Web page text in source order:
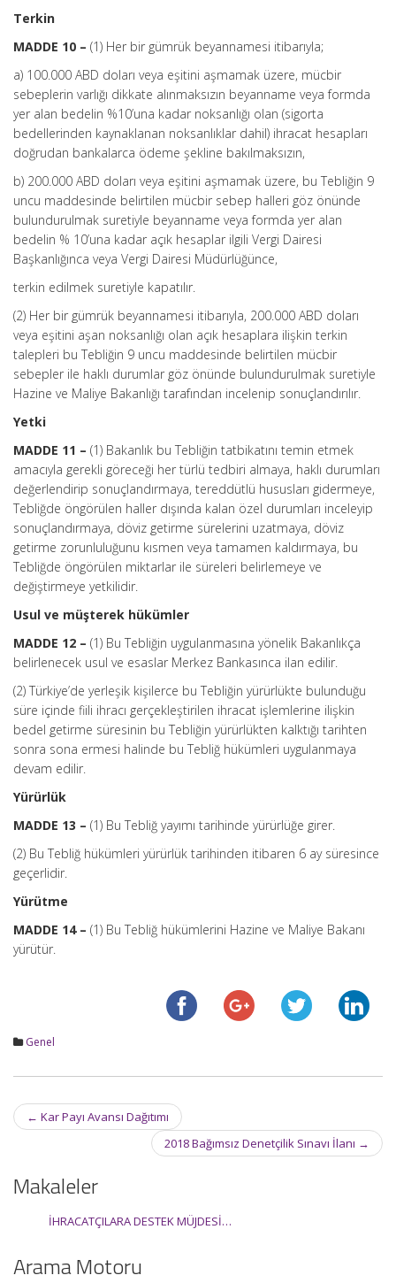
Terkin
MADDE 10 – (1) Her bir gümrük beyannamesi itibarıyla;
a) 100.000 ABD doları veya eşitini aşmamak üzere, mücbir
sebeplerin varlığı dikkate alınmaksızın beyanname veya formda
yer alan bedelin %10’una kadar noksanlığı olan (sigorta
bedellerinden kaynaklanan noksanlıklar dahil) ihracat hesapları
doğrudan bankalarca ödeme şekline bakılmaksızın,
b) 200.000 ABD doları veya eşitini aşmamak üzere, bu Tebliğin 9
uncu maddesinde belirtilen mücbir sebep halleri göz önünde
bulundurulmak suretiyle beyanname veya formda yer alan
bedelin % 10’una kadar açık hesaplar ilgili Vergi Dairesi
Başkanlığınca veya Vergi Dairesi Müdürlüğünce,
terkin edilmek suretiyle kapatılır.
(2) Her bir gümrük beyannamesi itibarıyla, 200.000 ABD doları
veya eşitini aşan noksanlığı olan açık hesaplara ilişkin terkin
talepleri bu Tebliğin 9 uncu maddesinde belirtilen mücbir
sebepler ile haklı durumlar göz önünde bulundurulmak suretiyle
Hazine ve Maliye Bakanlığı tarafından incelenip sonuçlandırılır.
Yetki
MADDE 11 – (1) Bakanlık bu Tebliğin tatbikatını temin etmek
amacıyla gerekli göreceği her türlü tedbiri almaya, haklı durumları
değerlendirip sonuçlandırmaya, tereddütlü hususları gidermeye,
Tebliğde öngörülen haller dışında kalan özel durumları inceleyip
sonuçlandırmaya, döviz getirme sürelerini uzatmaya, döviz
getirme zorunluluğunu kısmen veya tamamen kaldırmaya, bu
Tebliğde öngörülen miktarlar ile süreleri belirlemeye ve
değiştirmeye yetkilidir.
Usul ve müşterek hükümler
MADDE 12 – (1) Bu Tebliğin uygulanmasına yönelik Bakanlıkça
belirlenecek usul ve esaslar Merkez Bankasınca ilan edilir.
(2) Türkiye’de yerleşik kişilerce bu Tebliğin yürürlükte bulunduğu
süre içinde fiili ihracı gerçekleştirilen ihracat işlemlerine ilişkin
bedel getirme süresinin bu Tebliğin yürürlükten kalktığı tarihten
sonra sona ermesi halinde bu Tebliğ hükümleri uygulanmaya
devam edilir.
Yürürlük
MADDE 13 – (1) Bu Tebliğ yayımı tarihinde yürürlüğe girer.
(2) Bu Tebliğ hükümleri yürürlük tarihinden itibaren 6 ay süresince
geçerlidir.
Yürütme
MADDE 14 – (1) Bu Tebliğ hükümlerini Hazine ve Maliye Bakanı
yürütür.
Genel
Post
navigation
← Kar Payı Avansı Dağıtımı
2018 Bağımsız Denetçilik Sınavı İlanı →
Makaleler
İHRACATÇILARA DESTEK MÜJDESİ…
Arama Motoru